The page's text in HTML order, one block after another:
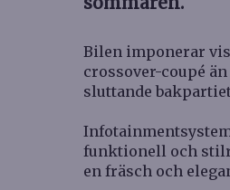
Bilen imponerar
crossover-coupé
sluttande
funktionell och
en fräsch och